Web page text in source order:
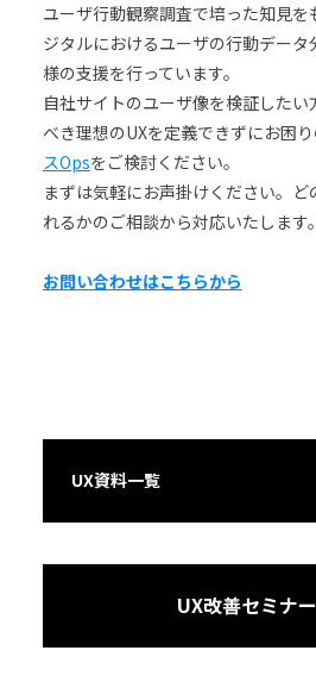
ユーザ行動観察調査で培った知見
ジタルにおけるユーザの行動デー
様の支援を行っています。
自社サイトのユーザ像を検証した
べき理想のUXを定義できずにお困
スOpsをご検討ください。
まずは気軽にお声掛けください。ど
れるかのご相談から対応いたします。
お問い合わせはこちらから
UX資料一覧
UX改善セミナ